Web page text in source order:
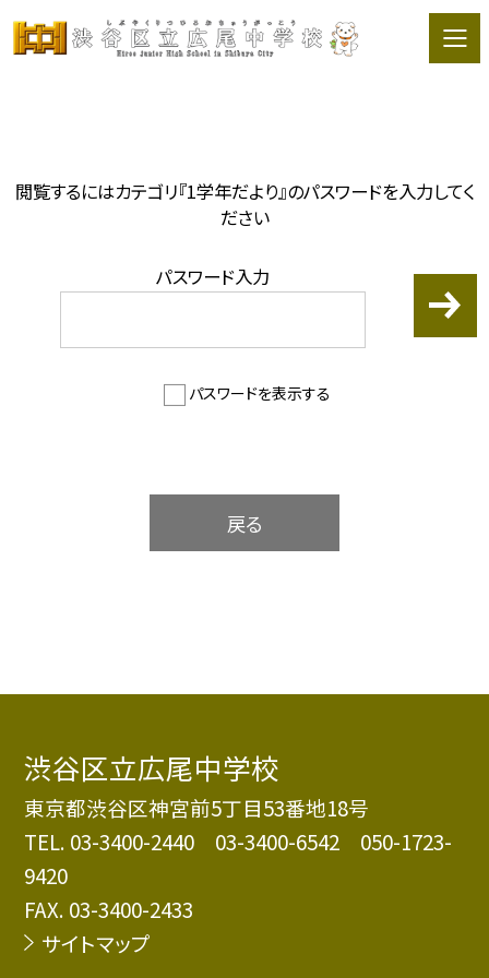
閲覧するにはカテゴリ『1学年だより』のパスワードを入力してく
ださい
パスワード入力
パスワードを表示する
戻る
渋谷区立広尾中学校
東京都渋谷区神宮前5丁目53番地18号
TEL. 03-3400-2440 03-3400-6542 050-1723-
9420
FAX. 03-3400-2433
サイトマップ